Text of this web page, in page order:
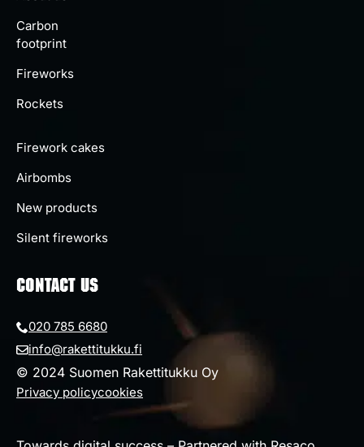
© 2024 Suomen Rakettitukku Oy
Privacy policycookies
Carbon
footprint
Fireworks
Rockets
Firework cakes
Airbombs
New products
Silent fireworks
CONTACT US
020 785 6680
info@rakettitukku.fi